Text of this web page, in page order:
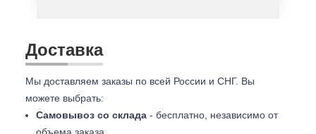
Доставка
Мы доставляем заказы по всей России и СНГ. Вы
можете выбрать:
Самовывоз со склада - бесплатно, независимо от
объема заказа.